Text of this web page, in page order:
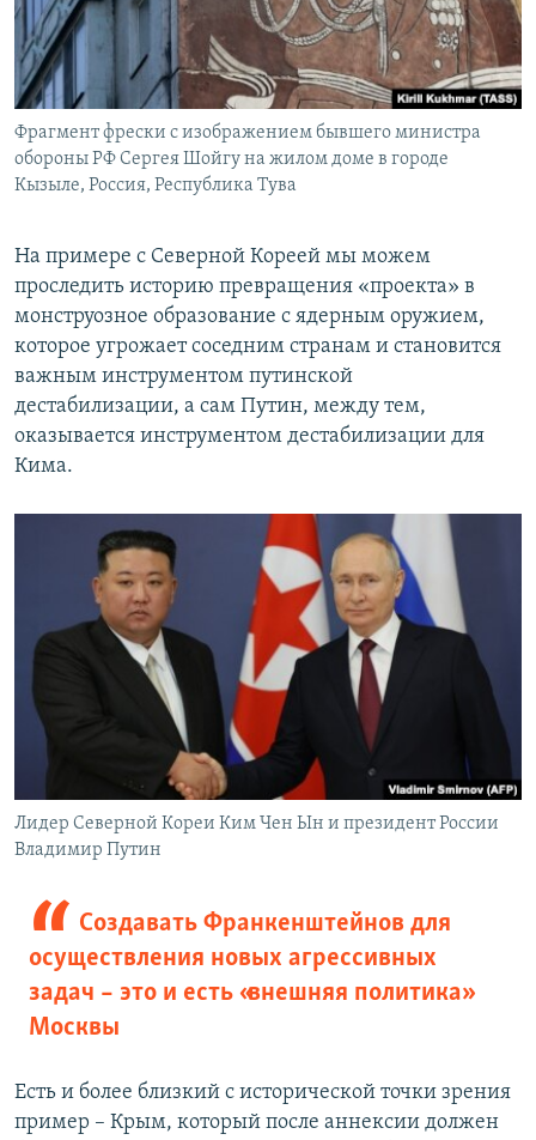
Фрагмент фрески с изображением бывшего министра
обороны РФ Сергея Шойгу на жилом доме в городе
Кызыле, Россия, Республика Тува
На примере с Северной Кореей мы можем
проследить историю превращения «проекта» в
монструозное образование с ядерным оружием,
которое угрожает соседним странам и становится
важным инструментом путинской
дестабилизации, а сам Путин, между тем,
оказывается инструментом дестабилизации для
Кима.
Лидер Северной Кореи Ким Чен Ын и президент России
Владимир Путин
Создавать Франкенштейнов для
осуществления новых агрессивных
задач – это и есть «внешняя политика»
Москвы
Есть и более близкий с исторической точки зрения
пример – Крым, который после аннексии должен